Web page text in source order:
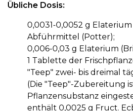
Übliche Dosis:
0,0031-0,0052 g Elaterium
Abführmittel (Potter);
0,006-0,03 g Elaterium
1 Tablette der
"Teep" zwei- bis dreimal
(Die "Teep"-Zubereitung
Pflanzensubstanz
enthält 0,0025 g Fruct.